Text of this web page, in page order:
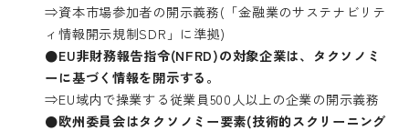
⇒資本市場参加者の開示義務(「金融業のサステナビリテ
ィ情報開示規制SDR」に準拠)
●EU非財務報告指令(NFRD)の対象企業は、タクソノミ
ーに基づく情報を開示する。
⇒EU域内で操業する従業員500人以上の企業の開示義務
●欧州委員会はタクソノミー要素(技術的スクリーニング